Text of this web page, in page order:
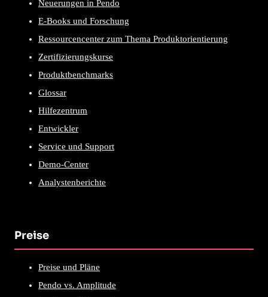
Neuerungen in Pendo
E-Books und Forschung
Ressourcencenter zum Thema Produktorientierung
Zertifizierungskurse
Produktbenchmarks
Glossar
Hilfezentrum
Entwickler
Service und Support
Demo-Center
Analystenberichte
Preise
Preise und Pläne
Pendo vs. Amplitude